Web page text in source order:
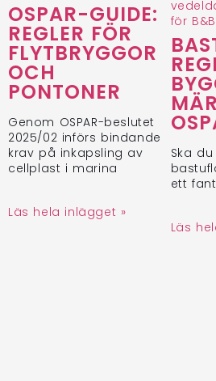
OSPAR-GUIDE:
REGLER FÖR
FLYTBRYGGOR
OCH
PONTONER
Genom OSPAR-beslutet
2025/02 införs bindande
krav på inkapsling av
cellplast i marina
Läs hela inlägget »
Ska
ett
Läs